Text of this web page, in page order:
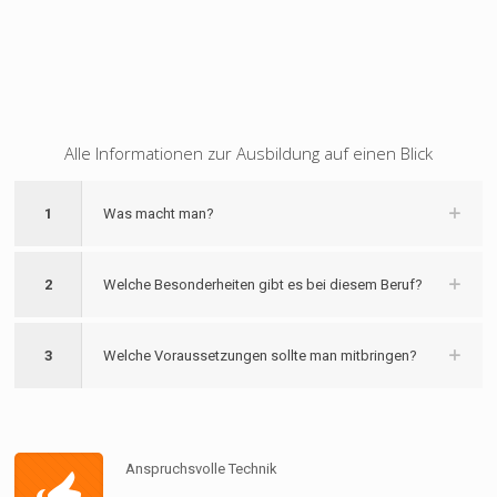
Alle Informationen zur Ausbildung auf einen Blick
1 Was macht man?
2 Welche Besonderheiten gibt es bei diesem Beruf?
3 Welche Voraussetzungen sollte man mitbringen?
Anspruchsvolle Technik